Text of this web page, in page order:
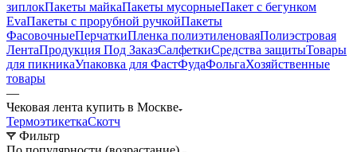
зиплокПакеты майкаПакеты мусорныеПакет с бегунком
EvaПакеты с прорубной ручкойПакеты
ФасовочныеПерчаткиПленка полиэтиленоваяПолиэстровая
ЛентаПродукция Под ЗаказСалфеткиСредства защитыТовары
для пикникаУпаковка для ФастФудаФольгаХозяйственные
товары
—
Чековая лента купить в Москве
ТермоэтикеткаСкотч
Фильтр